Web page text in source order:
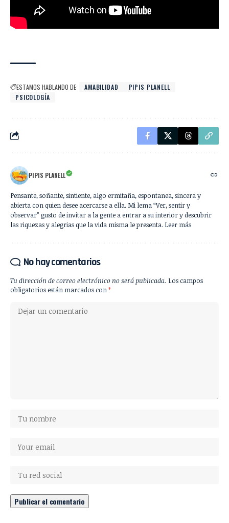
ESTAMOS HABLANDO DE: AMABILIDAD
PIPIS PLANELL
PSICOLOGÍA
PIPIS PLANELL
Pensante, soñante, sintiente, algo ermitaña, espontanea, sincera y
abierta con quien desee acercarse a ella. Mi lema “Ver, sentir y
observar” gusto de invitar a la gente a entrar a su interior y descubrir
las riquezas y alegrias que la vida misma le presenta. Leer más
No hay comentarios
Tu dirección de correo electrónico no será publicada. Los campos
obligatorios están marcados con *